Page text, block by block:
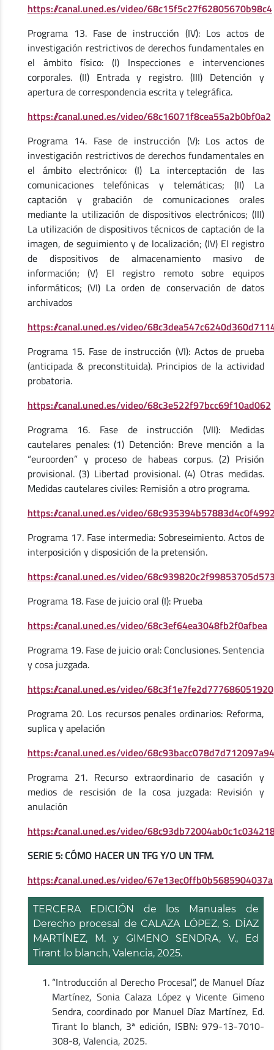
https://canal.uned.es/video/68c15f5c27f62805670b98c4
Programa 13. Fase de instrucción (IV): Los actos de
investigación restrictivos de derechos fundamentales en
el ámbito físico: (I) Inspecciones e intervenciones
corporales. (II) Entrada y registro. (III) Detención y
apertura de correspondencia escrita y telegráfica.
https://canal.uned.es/video/68c16071f8cea55a2b0bf0a2
Programa 14. Fase de instrucción (V): Los actos de
investigación restrictivos de derechos fundamentales en
el ámbito electrónico: (I) La interceptación de las
comunicaciones telefónicas y telemáticas; (II) La
captación y grabación de comunicaciones orales
mediante la utilización de dispositivos electrónicos; (III)
La utilización de dispositivos técnicos de captación de la
imagen, de seguimiento y de localización; (IV) El registro
de dispositivos de almacenamiento masivo de
información; (V) El registro remoto sobre equipos
informáticos; (VI) La orden de conservación de datos
archivados
https://canal.uned.es/video/
Programa 15. Fase de instrucción (VI): Actos de prueba
(anticipada & preconstituida). Principios de la actividad
probatoria.
https://canal.uned.es/video/68c3e522f97bcc69f10ad062
Programa 16. Fase de instrucción (VII): Medidas
cautelares penales: (1) Detención: Breve mención a la
“euroorden” y proceso de habeas corpus. (2) Prisión
provisional. (3) Libertad provisional. (4) Otras medidas.
Medidas cautelares civiles: Remisión a otro programa.
https://canal.uned.es/video/
Programa 17. Fase intermedia: Sobreseimiento. Actos de
interposición y disposición de la pretensión.
https://canal.uned.es/video/
Programa 18. Fase de juicio oral (I): Prueba
https://canal.uned.es/video/68c3ef64ea3048fb2f0afbea
Programa 19. Fase de juicio oral: Conclusiones. Sentencia
y cosa juzgada.
https://canal.uned.es/video/68c3f1e7fe2d777686051920
Programa 20. Los recursos penales ordinarios: Reforma,
suplica y apelación
https://canal.uned.es/video/68c93bacc078d7d712097a94
Programa 21. Recurso extraordinario de casación y
medios de rescisión de la cosa juzgada: Revisión y
anulación
https://canal.uned.es/video/
SERIE 5: CÓMO HACER UN TFG Y/O UN TFM.
https://canal.uned.es/video/67e13ec0ffb0b5685904037a
TERCERA EDICIÓN de los Manuales de
Derecho procesal de CALAZA LÓPEZ, S. DÍAZ
MARTÍNEZ, M. y GIMENO SENDRA, V., Ed
Tirant lo blanch, Valencia, 2025.
“Introducción al Derecho Procesal”, de Manuel Díaz
Martínez, Sonia Calaza López y Vicente Gimeno
Sendra, coordinado por Manuel Díaz Martínez, Ed.
Tirant lo blanch, 3ª edición, ISBN: 979-13-7010-
308-8, Valencia, 2025.